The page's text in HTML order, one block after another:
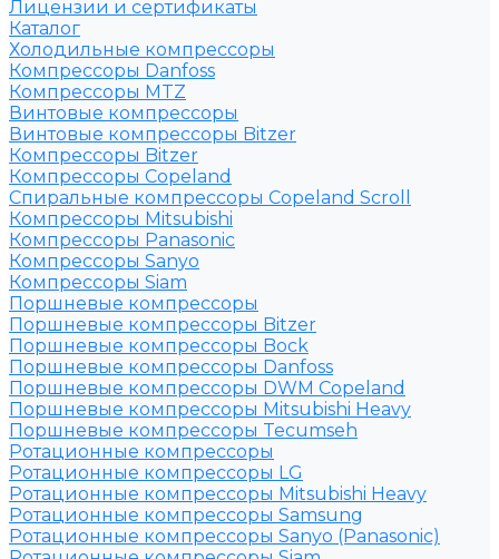
Лицензии и сертификаты
Каталог
Холодильные компрессоры
Компрессоры Danfoss
Компрессоры MTZ
Винтовые компрессоры
Винтовые компрессоры Bitzer
Компрессоры Bitzer
Компрессоры Copeland
Спиральные компрессоры Copeland Scroll
Компрессоры Mitsubishi
Компрессоры Panasonic
Компрессоры Sanyo
Компрессоры Siam
Поршневые компрессоры
Поршневые компрессоры Bitzer
Поршневые компрессоры Bock
Поршневые компрессоры Danfoss
Поршневые компрессоры DWM Copeland
Поршневые компрессоры Mitsubishi Heavy
Поршневые компрессоры Tecumseh
Ротационные компрессоры
Ротационные компрессоры LG
Ротационные компрессоры Mitsubishi Heavy
Ротационные компрессоры Samsung
Ротационные компрессоры Sanyo (Panasonic)